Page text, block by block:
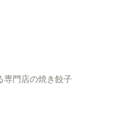
専門店の焼き餃子